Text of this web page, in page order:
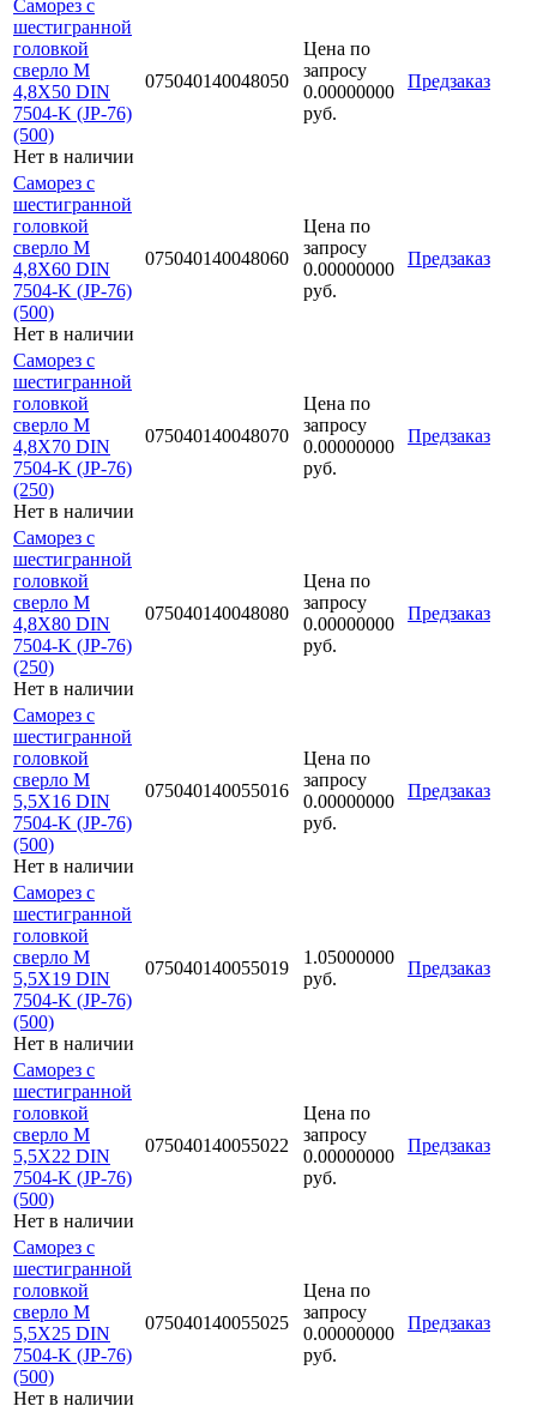
Саморез с
шестигранной
головкой
сверло М
4,8Х50 DIN
7504-K (JP-76)
(500)
Нет в наличии
075040140048050
Цена по
запросу
0.00000000
руб.
Предзаказ
Саморез с
шестигранной
головкой
сверло М
4,8Х60 DIN
7504-K (JP-76)
(500)
Нет в наличии
075040140048060
Цена по
запросу
0.00000000
руб.
Предзаказ
Саморез с
шестигранной
головкой
сверло М
4,8Х70 DIN
7504-K (JP-76)
(250)
Нет в наличии
075040140048070
Цена по
запросу
0.00000000
руб.
Предзаказ
Саморез с
шестигранной
головкой
сверло М
4,8Х80 DIN
7504-K (JP-76)
(250)
Нет в наличии
075040140048080
Цена по
запросу
0.00000000
руб.
Предзаказ
Саморез с
шестигранной
головкой
сверло М
5,5Х16 DIN
7504-K (JP-76)
(500)
Нет в наличии
075040140055016
Цена по
запросу
0.00000000
руб.
Предзаказ
Саморез с
шестигранной
головкой
сверло М
5,5Х19 DIN
7504-K (JP-76)
(500)
Нет в наличии
075040140055019
1.05000000
руб.
Предзаказ
Саморез с
шестигранной
головкой
сверло М
5,5Х22 DIN
7504-K (JP-76)
(500)
Нет в наличии
075040140055022
Цена по
запросу
0.00000000
руб.
Предзаказ
Саморез с
шестигранной
головкой
сверло М
5,5Х25 DIN
7504-K (JP-76)
(500)
Нет в наличии
075040140055025
Цена по
запросу
0.00000000
руб.
Предзаказ